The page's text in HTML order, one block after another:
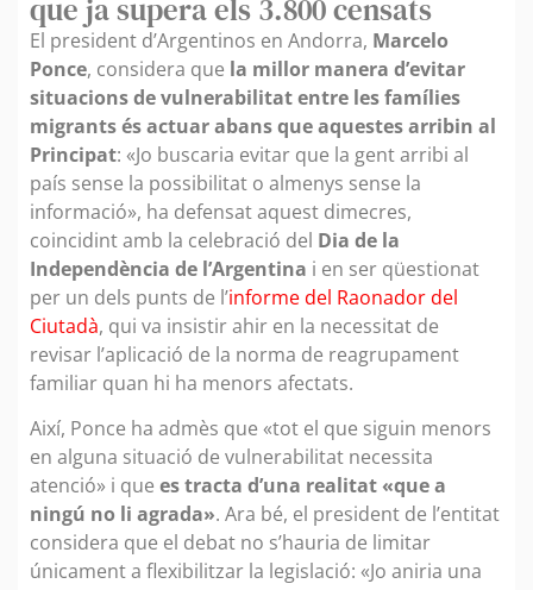
que ja supera els 3.800 censats
El president d’Argentinos en Andorra, Marcelo
Ponce, considera que la millor manera d’evitar
situacions de vulnerabilitat entre les famílies
migrants és actuar abans que aquestes arribin al
Principat: «Jo buscaria evitar que la gent arribi al
país sense la possibilitat o almenys sense la
informació», ha defensat aquest dimecres,
coincidint amb la celebració del Dia de la
Independència de l’Argentina i en ser qüestionat
per un dels punts de l’informe del Raonador del
Ciutadà, qui va insistir ahir en la necessitat de
revisar l’aplicació de la norma de reagrupament
familiar quan hi ha menors afectats.
Així, Ponce ha admès que «tot el que siguin menors
en alguna situació de vulnerabilitat necessita
atenció» i que es tracta d’una realitat «que a
ningú no li agrada». Ara bé, el president de l’entitat
considera que el debat no s’hauria de limitar
únicament a flexibilitzar la legislació: «Jo aniria una